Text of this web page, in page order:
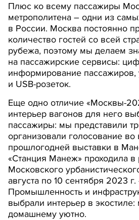
Плюс ко всему пассажиры
метрополитена – одни из
в России. Москва постоянно
количество гостей со всей
рубежа, поэтому мы делаем
на пассажирские сервисы:
информирование пассажиров,
и USB-розеток.
Еще одно отличие «Москвы-
интерьер вагонов для него
пассажиры: мы представили
организовали голосование во
прошлогодней выставки в
«Станция Манеж» проходила в
Московского
августа по 10 сентября 2023
Промышленность и
выбрали интерьер в
домашнему уютно.